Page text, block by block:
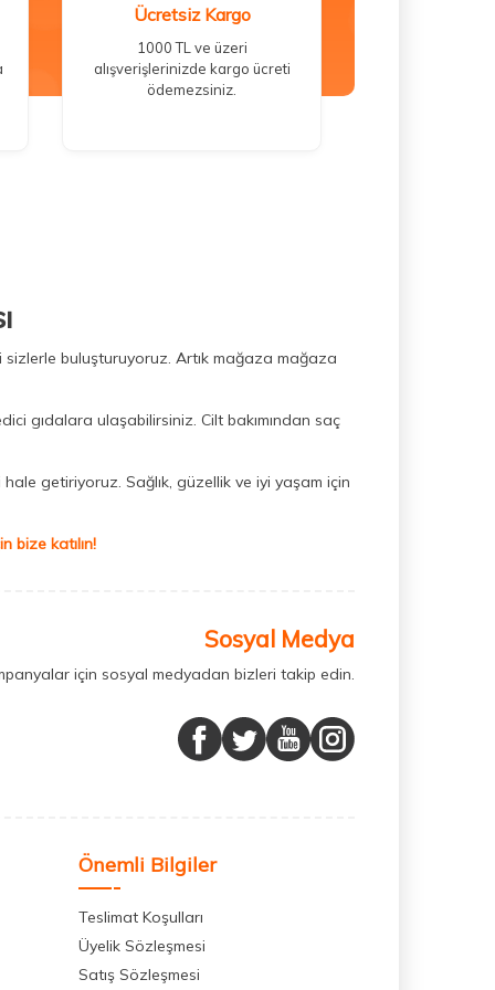
Ücretsiz Kargo
1000 TL ve üzeri
alışverişlerinizde kargo ücreti
ödemezsiniz.
sizlerle buluşturuyoruz. Artık mağaza mağaza
gıdalara ulaşabilirsiniz. Cilt bakımından saç
getiriyoruz. Sağlık, güzellik ve iyi yaşam için
bize katılın!
Sosyal Medya
için sosyal medyadan bizleri takip edin.
Önemli Bilgiler
Teslimat Koşulları
Üyelik Sözleşmesi
Satış Sözleşmesi